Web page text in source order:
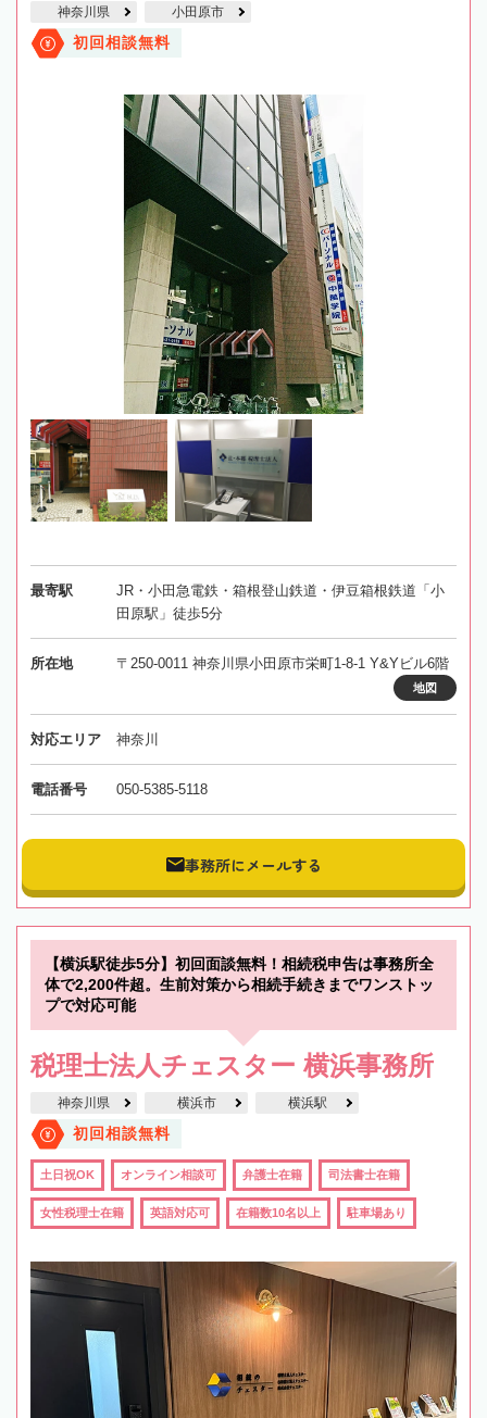
神奈川県 小田原市
初回相談無料
最寄駅
JR・小田急電鉄・箱根登山鉄道・伊豆箱根鉄道「小
田原駅」徒歩5分
所在地 〒250-0011 神奈川県小田原市栄町1-8-1 Y&Yビル6階
地図
対応エリア 神奈川
電話番号 050-5385-5118
事務所にメールする
【横浜駅徒歩5分】初回面談無料！相続税申告は事務所全
体で2,200件超。生前対策から相続手続きまでワンストッ
プで対応可能
税理士法人チェスター 横浜事務所
神奈川県 横浜市 横浜駅
初回相談無料
土日祝OK オンライン相談可 弁護士在籍 司法書士在籍
女性税理士在籍 英語対応可 在籍数10名以上 駐車場あり